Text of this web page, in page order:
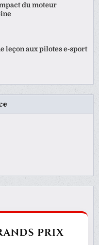
du moteur
leçon aux pilotes e-sport
PRIX